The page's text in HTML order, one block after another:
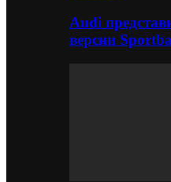
Audi
версии